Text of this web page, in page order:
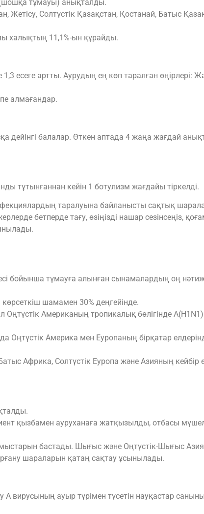
(шошқа тұмауы) анықталды.
Солтүстік Қазақстан, Қостанай, Батыс
халықтың 11,1%-ын құрайды.
есеге артты. Аурудың ең көп таралған өңірлері:
алмағандар.
дейінгі балалар. Өткен аптада 4 жаңа жағдай
тұтынғаннан кейін 1 ботулизм жағдайы тіркелді.
таралуына байланысты сақтық
бетперде тағу, өзіңізді нашар сезінсеңіз,
бойынша тұмауға алынған сынамалардың оң
шамамен 30% деңгейінде.
Американың тропикалық бөлігінде
Оңтүстік Америка мен Еуропаның бірқатар
Африка, Солтүстік Еуропа және Азияның кейбір
қызбамен ауруханаға жатқызылды, отбасы
бастады. Шығыс және Оңтүстік-Шығыс Азия
шараларын қатаң сақтау ұсынылады.
A вирусының ауыр түрімен түсетін науқастар